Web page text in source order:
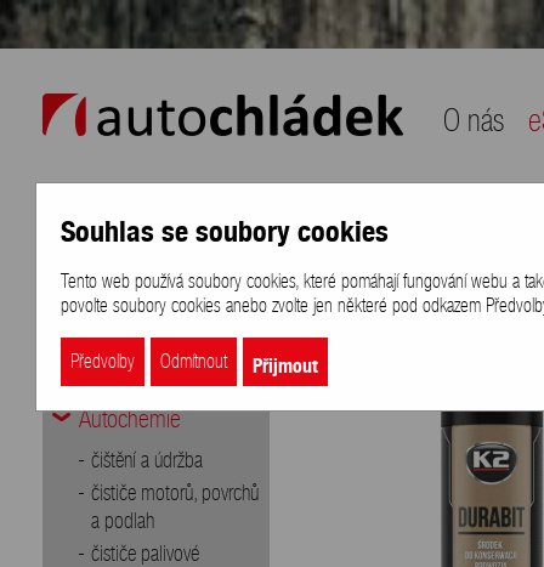
auto chládek O nás
Naše nabídka
Doporučujeme
Aditiva
Autobaterie
Autochemie
čištění a údržba
čističe motorů, povrchů
a podlah
čističe palivové
Přihlášení
eShop>Autochemie>Ochranné
Souhlas se soubory cookies
Tento web používá soubory cookies, které pomáhají fungování webu a
povolte soubory cookies anebo zvolte jen některé pod odkazem
Předvolby Odmítnout Přijmout